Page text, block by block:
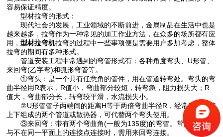
容易保证精度。
型材拉弯的形式：
现代社会的发展，工业领域的不断前进，金属制品在生活中也是
越来越多，拉弯作为一种常见的加工作业方法，在众多的场所都有应
用，型材拉弯机拉弯的过程中一些事项便是需要用户多加考虑，整体
拉弯的期间有多种形式。
管道安装工程中常遇到的弯管形式有：各种角度弯头、U形管、
来回弯(乙字弯)和弧形弯管等。
①弯头：是一个具有任意角的管件，用在管道转弯处。弯头的弯
曲半径用R表示，R值小，弯曲部分较短，转弯急，阻力损失大；R
值大，弯曲部分长，转弯较平滑，水流损失小。
②U形管管子两端间的距离H等于两倍弯曲半径R，经常用作连接
上下组成的两个管道或散热器，可代替两个弯头使用。
③来回弯：带有两个弯曲角(一般为135度)的弯管。常用于管道
与不在同一平面上的连接点连接时，需用来回弯连接。